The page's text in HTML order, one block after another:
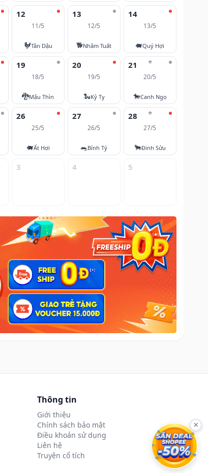
12
11/5
🐓Tân Dậu
13
12/5
🐕Nhâm Tuất
14
13/5
🐖Quý Hợi
19
18/5
🐉Mậu Thìn
20
19/5
🐍Kỷ Tỵ
⭐
21
20/5
🐎Canh Ngọ
26
25/5
🐖Ất Hợi
27
26/5
🐀Bính Tý
⭐
28
27/5
🐂Đinh Sửu
3 4 5
Thông tin
Giới thiệu
Chính sách bảo mật
Điều khoản sử dụng
Liên hệ
Truyện cổ tích
×